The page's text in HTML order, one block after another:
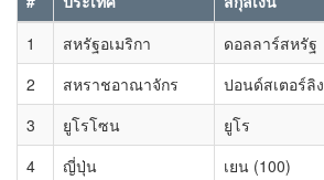
1
สหรัฐอเมริกา ดอลลาร์สหรัฐ
2
สหราชอาณาจักร ปอนด์สเตอร์ลิง
3
ยูโรโซน ยูโร
4
ญี่ปุ่น เยน (100)